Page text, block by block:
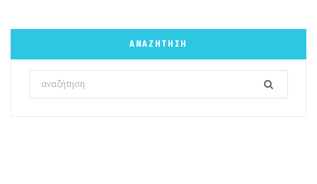
ΑΝΑΖΉΤΗΣΗ
Search
for: